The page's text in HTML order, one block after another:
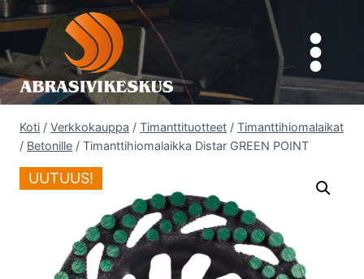
Siirry
sisältöön
Koti / Verkkokauppa / Timanttituotteet / Timanttihiomalaikat
/ Betonille / Timanttihiomalaikka Distar GREEN POINT
UUTUUS!